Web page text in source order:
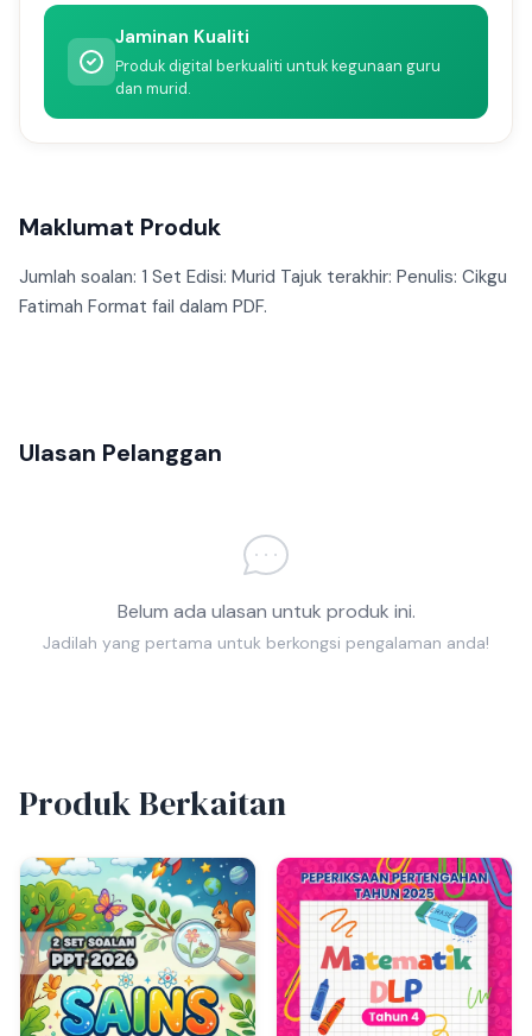
Jaminan Kualiti
Produk digital berkualiti untuk kegunaan guru
dan murid.
Maklumat Produk
Jumlah soalan: 1 Set Edisi: Murid Tajuk terakhir: Penulis: Cikgu
Fatimah Format fail dalam PDF.
Ulasan Pelanggan
Belum ada ulasan untuk produk ini.
Jadilah yang pertama untuk berkongsi pengalaman anda!
Produk Berkaitan